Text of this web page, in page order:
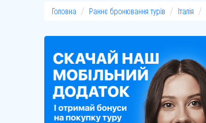
Головна Раннє бронювання турів Італія